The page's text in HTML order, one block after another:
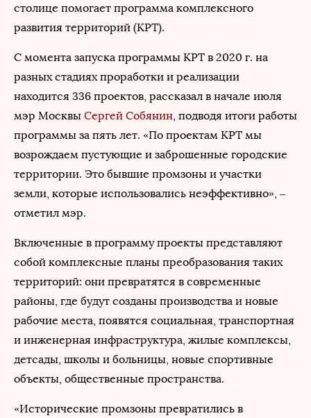
столице помогает программа комплексного
развития территорий (КРТ).
С момента запуска программы КРТ в 2020 г. на
разных стадиях проработки и реализации
находится 336 проектов, рассказал в начале июля
мэр Москвы Сергей Собянин, подводя итоги работы
программы за пять лет. «По проектам КРТ мы
возрождаем пустующие и заброшенные городские
территории. Это бывшие промзоны и участки
земли, которые использовались неэффективно», –
отметил мэр.
Включенные в программу проекты представляют
собой комплексные планы преобразования таких
территорий: они превратятся в современные
районы, где будут созданы производства и новые
рабочие места, появятся социальная, транспортная
и инженерная инфраструктура, жилые комплексы,
детсады, школы и больницы, новые спортивные
объекты, общественные пространства.
«Исторические промзоны превратились в